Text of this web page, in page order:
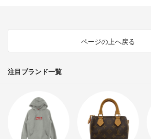
ページの上へ戻る
注目ブランド一覧